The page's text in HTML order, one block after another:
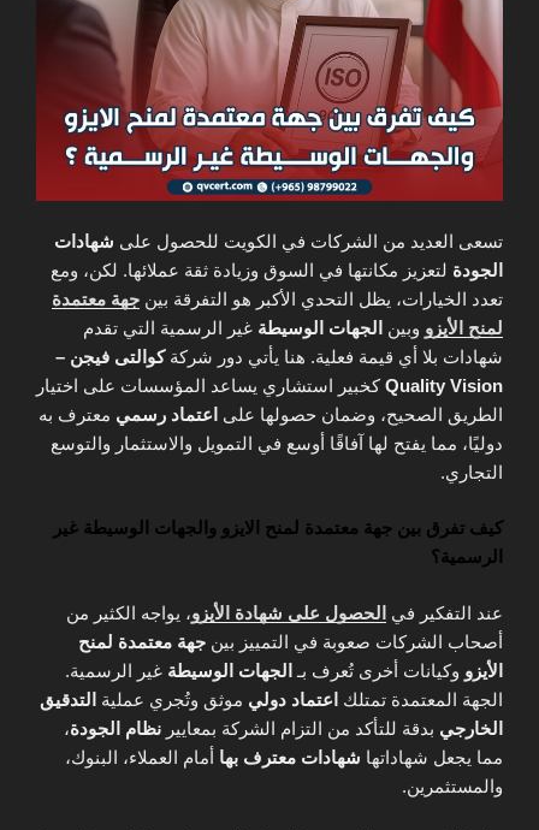
تسعى العديد من الشركات في الكويت للحصول على شهادات
الجودة لتعزيز مكانتها في السوق وزيادة ثقة عملائها. لكن، ومع
تعدد الخيارات، يظل التحدي الأكبر هو التفرقة بين جهة معتمدة
لمنح الأيزو وبين الجهات الوسيطة غير الرسمية التي تقدم
شهادات بلا أي قيمة فعلية. هنا يأتي دور شركةكوالتى فيجن –
Quality Visionكخبير استشاري يساعد المؤسسات على اختيار
الطريق الصحيح، وضمان حصولها على اعتماد رسمي معترف به
دوليًا، مما يفتح لها آفاقًا أوسع في التمويل والاستثمار والتوسع
التجاري.
كيف تفرق بين جهة معتمدة لمنح الايزو والجهات الوسيطة غير
الرسمية؟
عند التفكير في الحصول على شهادة الأيزو، يواجه الكثير من
أصحاب الشركات صعوبة في التمييز بين جهة معتمدة لمنح
الأيزو وكيانات أخرى تُعرف بـ الجهات الوسيطة غير الرسمية.
الجهة المعتمدة تمتلك اعتماد دولي موثق وتُجري عملية التدقيق
الخارجي بدقة للتأكد من التزام الشركة بمعايير نظام الجودة،
مما يجعل شهاداتها شهادات معترف بها أمام العملاء، البنوك،
والمستثمرين.